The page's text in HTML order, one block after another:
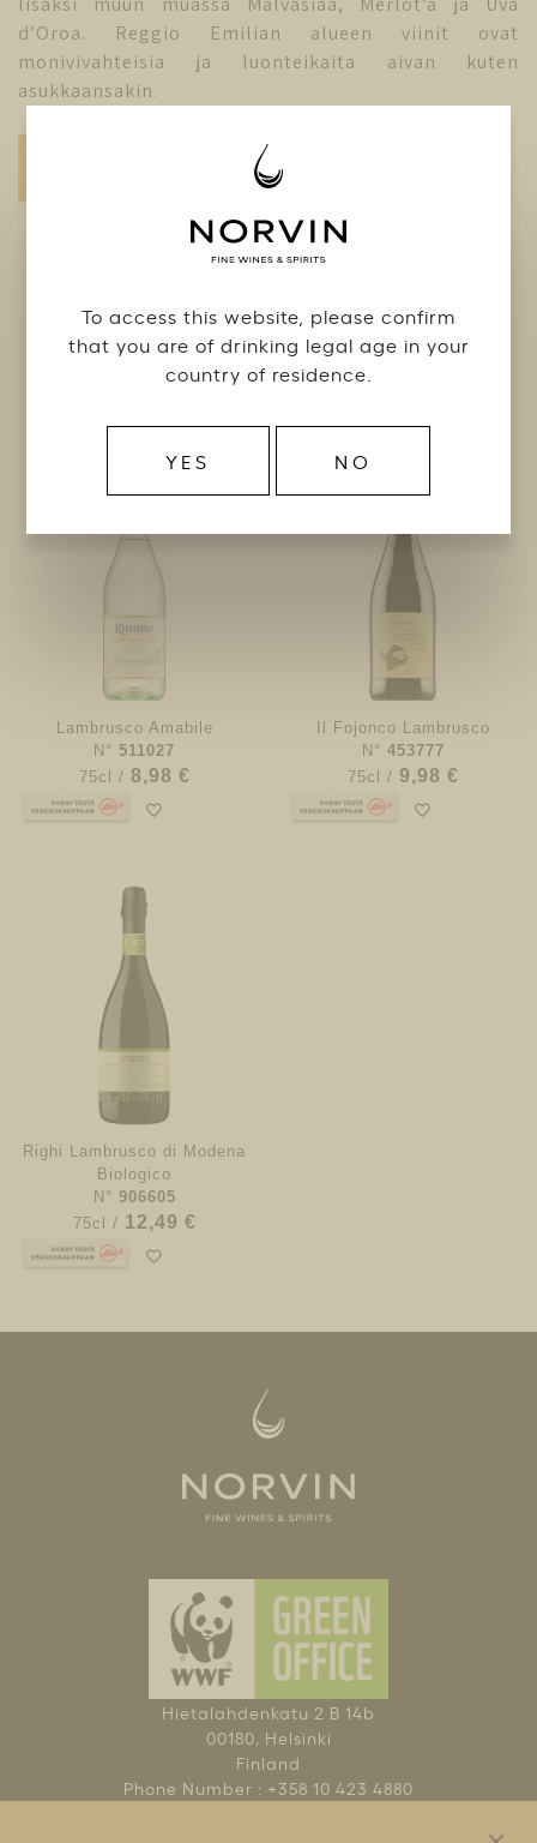
To access this website, please confirm
that you are of drinking legal age in your
country of residence.
YES NO
d’Oroa. Reggio Emilian alueen viinit ovat
monivivahteisia ja luonteikaita aivan kuten
asukkaansakin.
Vieraile tuottajan kotisivuilla
Valitse lisävaihtoehtoja
Monopolivalikoima
Ravintolavalikoima
Lambrusco Amabile
N° 511027
75cl / 8,98 €
Il Fojonco Lambrusco
N° 453777
75cl / 9,98 €
Righi Lambrusco di Modena
Biologico
N° 906605
75cl / 12,49 €
Hietalahdenkatu 2 B 14b
00180, Helsinki
Finland
Phone Number : +358 10 423 4880